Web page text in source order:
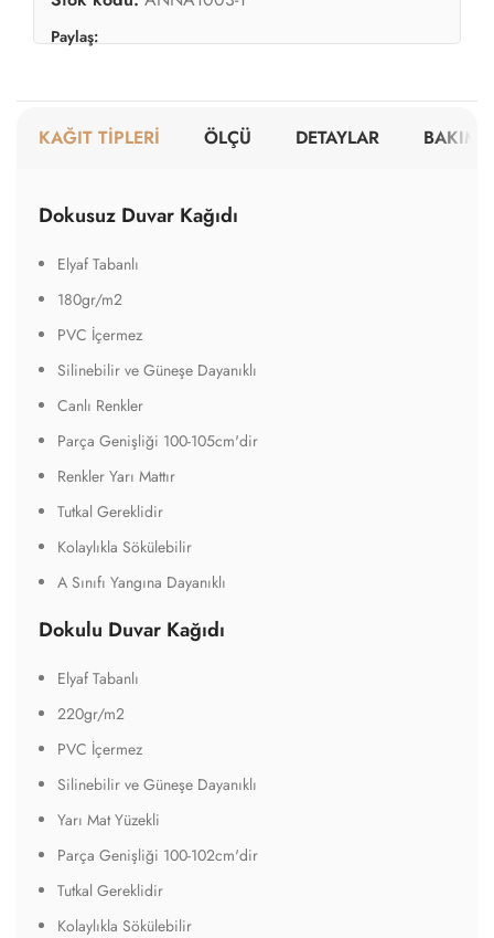
Paylaş:
KAĞIT TİPLERİ ÖLÇÜ DETAYLAR BAKIM
Dokusuz Duvar Kağıdı
Elyaf Tabanlı
180gr/m2
PVC İçermez
Silinebilir ve Güneşe Dayanıklı
Canlı Renkler
Parça Genişliği 100-105cm'dir
Renkler Yarı Mattır
Tutkal Gereklidir
Kolaylıkla Sökülebilir
A Sınıfı Yangına Dayanıklı
Dokulu Duvar Kağıdı
Elyaf Tabanlı
220gr/m2
PVC İçermez
Silinebilir ve Güneşe Dayanıklı
Yarı Mat Yüzekli
Parça Genişliği 100-102cm'dir
Tutkal Gereklidir
Kolaylıkla Sökülebilir